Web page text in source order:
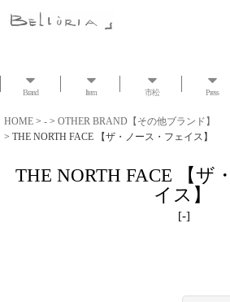
Brand Item 市松 Press
HOME > - > OTHER BRAND【その他ブランド】
> THE NORTH FACE 【ザ・ノース・フェイス】
THE NORTH FACE 【ザ
イス】
[-]